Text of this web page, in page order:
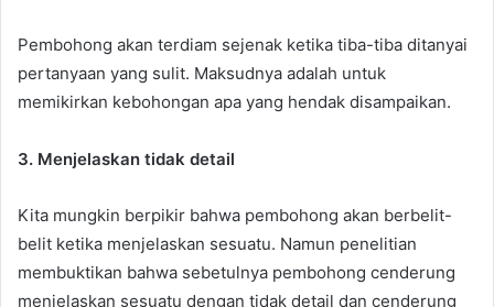
Pembohong akan terdiam sejenak ketika tiba-tiba ditanyai
pertanyaan yang sulit. Maksudnya adalah untuk
memikirkan kebohongan apa yang hendak disampaikan.
3. Menjelaskan tidak detail
Kita mungkin berpikir bahwa pembohong akan berbelit-
belit ketika menjelaskan sesuatu. Namun penelitian
membuktikan bahwa sebetulnya pembohong cenderung
menjelaskan sesuatu dengan tidak detail dan cenderung